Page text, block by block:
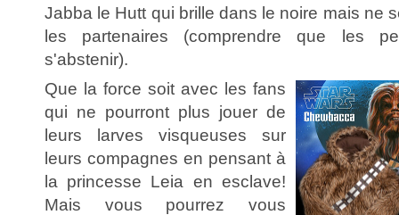
Jabba le Hutt qui brille dans le noire mais ne
les partenaires (comprendre que les
s'abstenir).
Que la force soit avec les fans
qui ne pourront plus jouer de
leurs larves visqueuses sur
leurs compagnes en pensant à
la princesse Leia en esclave!
Mais vous pourrez vous